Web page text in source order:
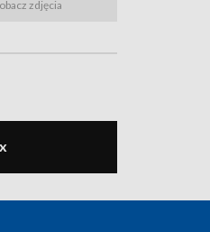
zdjęcia